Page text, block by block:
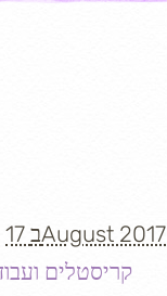
17 בAugust 2017